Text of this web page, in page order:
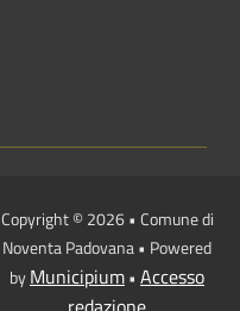
Copyright © 2026 • Comune di
Noventa Padovana • Powered
byMunicipium• Accesso